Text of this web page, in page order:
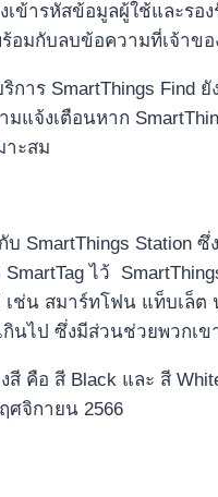
เข้ารหัสข้อมูลผู้ใช้และร
อมกับลบข้อความที่เจ้าข
การ SmartThings Find
จ้งเตือนหาก
าะสม
บ SmartThings
ไว้
ช่น สมาร์ทโฟน แท็บเล็ต
กินไป ซึ่งมีส่วนช่วยพวกเ
สี คือ สี Black และ สี
ศจิกายน 2566